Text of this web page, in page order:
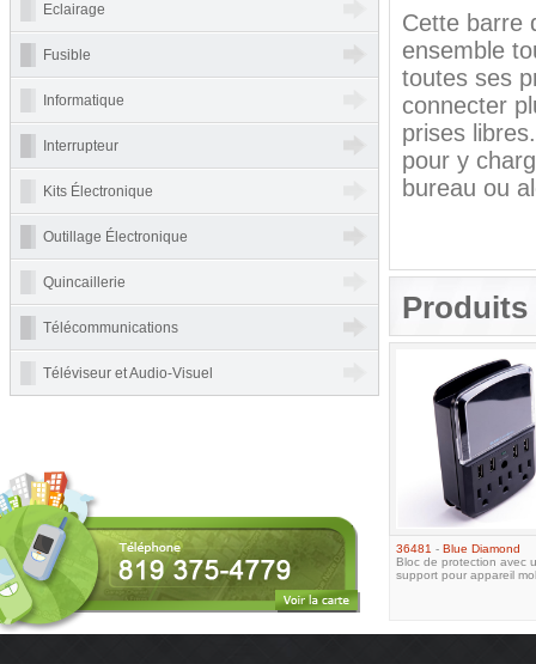
Cette barre
ensemble
toutes ses
connecter
prises
pour y
bureau ou
Produits
36481 - Blue Diamond
Bloc de protection avec
support pour appareil
Eclairage
Fusible
Informatique
Interrupteur
Kits Électronique
Outillage Électronique
Quincaillerie
Télécommunications
Téléviseur et Audio-Visuel